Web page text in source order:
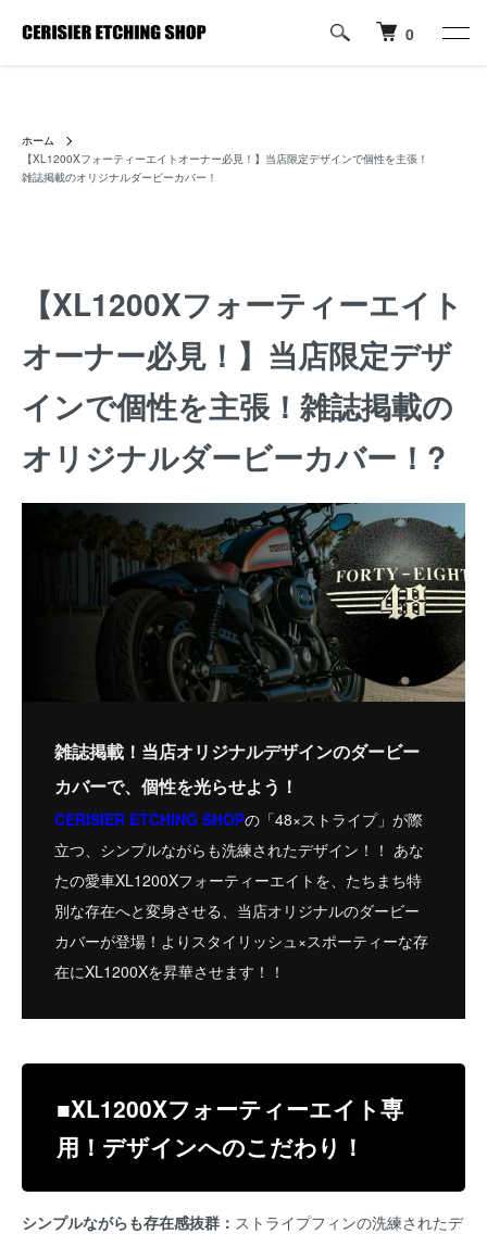
0
ホーム
【XL1200Xフォーティーエイトオーナー必見！】当店限定デザインで個性を主張！
雑誌掲載のオリジナルダービーカバー！
【XL1200Xフォーティーエイト
オーナー必見！】当店限定デザ
インで個性を主張！雑誌掲載の
オリジナルダービーカバー！?
雑誌掲載！当店オリジナルデザインのダービー
カバーで、個性を光らせよう！
CERISIER ETCHING SHOPの「48×ストライプ」が際
立つ、シンプルながらも洗練されたデザイン！！ あな
たの愛車XL1200Xフォーティーエイトを、たちまち特
別な存在へと変身させる、当店オリジナルのダービー
カバーが登場！よりスタイリッシュ×スポーティーな存
在にXL1200Xを昇華させます！！
■XL1200Xフォーティーエイト専
用！デザインへのこだわり！
シンプルながらも存在感抜群： ストライプフィンの洗練されたデ